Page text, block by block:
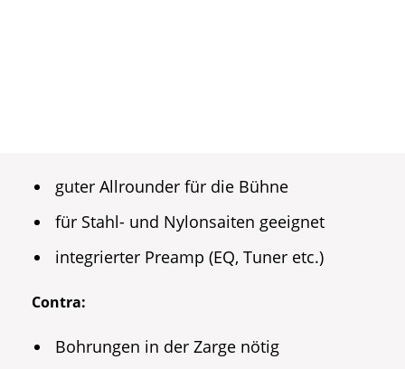
guter Allrounder für die Bühne
für Stahl- und Nylonsaiten geeignet
integrierter Preamp (EQ, Tuner etc.)
Contra:
Bohrungen in der Zarge nötig